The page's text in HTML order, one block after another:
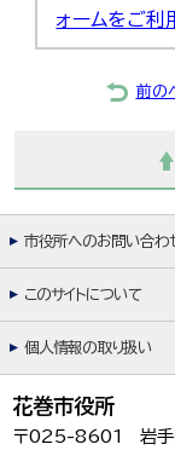
ォームをご利
前の
市役所へのお問い合わ
このサイトについて
個人情報の取り扱い
花巻市役所
〒025-8601 岩手